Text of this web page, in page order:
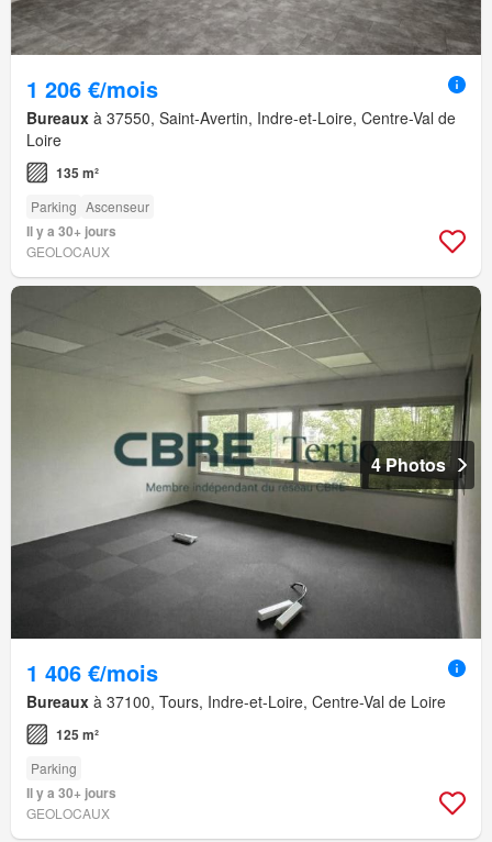
1 206 €/mois
Bureaux à 37550, Saint-Avertin, Indre-et-Loire, Centre-Val de
Loire
135 m²
Parking Ascenseur
Il y a 30+ jours
GEOLOCAUX
4 Photos
1 406 €/mois
Bureaux à 37100, Tours, Indre-et-Loire, Centre-Val de Loire
125 m²
Parking
Il y a 30+ jours
GEOLOCAUX